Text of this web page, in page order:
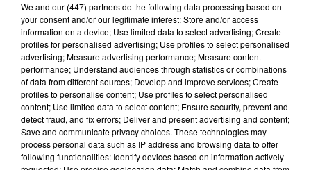
We and our (447) partnersdo the following data processing based on
your consent and/or our legitimate interest: Store and/or access
information on a device; Use limited data to select advertising; Create
profiles for personalised advertising; Use profiles to select personalised
advertising; Measure advertising performance; Measure content
performance; Understand audiences through statistics or combinations
of data from different sources; Develop and improve services; Create
profiles to personalise content; Use profiles to select personalised
content; Use limited data to select content; Ensure security, prevent and
detect fraud, and fix errors; Deliver and present advertising and content;
Save and communicate privacy choices. These technologies may
process personal data such as IP address and browsing data to offer
following functionalities: Identify devices based on information actively